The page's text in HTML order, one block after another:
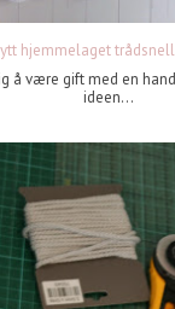
hjemmelaget
å være gift med en
ideen...